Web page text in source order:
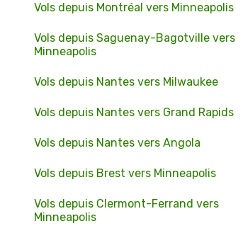
Vols depuis Montréal vers Minneapolis
Vols depuis Saguenay-Bagotville vers
Minneapolis
Vols depuis Nantes vers Milwaukee
Vols depuis Nantes vers Grand Rapids
Vols depuis Nantes vers Angola
Vols depuis Brest vers Minneapolis
Vols depuis Clermont-Ferrand vers
Minneapolis